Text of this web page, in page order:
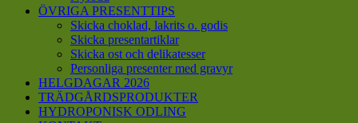
ÖVRIGA PRESENTTIPS
Skicka choklad, lakrits o. godis
Skicka presentartiklar
Skicka ost och delikatesser
Personliga presenter med gravyr
HELGDAGAR 2026
TRÄDGÅRDSPRODUKTER
HYDROPONISK ODLING